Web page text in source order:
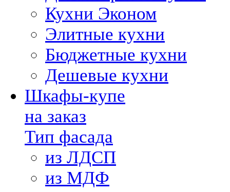
Кухни Эконом
Элитные кухни
Бюджетные кухни
Дешевые кухни
Шкафы-купе
на заказ
Тип фасада
из ЛДСП
из МДФ